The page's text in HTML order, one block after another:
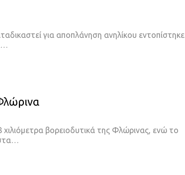
για αποπλάνηση ανηλίκου εντοπίστηκε
…
χιλιόμετρα βορειοδυτικά της Φλώρινας, ενώ το
…